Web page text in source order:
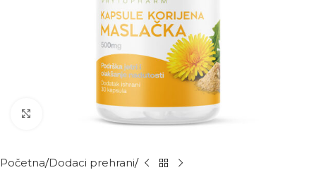
Kliknite za povećanje
Početna Dodaci prehrani